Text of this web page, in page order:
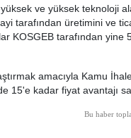
ve yüksek teknoloji
tarafından üretimini ve
KOSGEB tarafından yine
amacıyla Kamu
15'e kadar fiyat avantajı
Bu haber